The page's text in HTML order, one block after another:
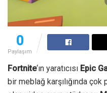
0
Paylaşım
Fortnite‘ın yaratıcısı Epic
bir meblağ karşılığında çok